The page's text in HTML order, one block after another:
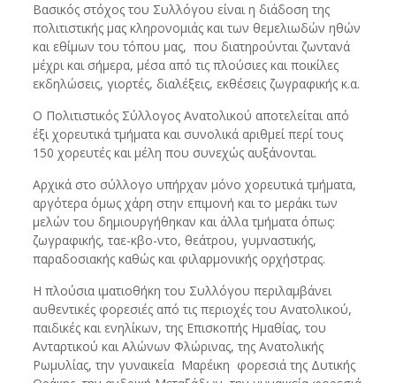
Βασικός στόχος του Συλλόγου είναι η διάδοση της
πολιτιστικής μας κληρονομιάς και των θεμελιωδών ηθών
και εθίμων του τόπου μας, που διατηρούνται ζωντανά
μέχρι και σήμερα, μέσα από τις πλούσιες και ποικίλες
εκδηλώσεις, γιορτές, διαλέξεις, εκθέσεις ζωγραφικής κ.α.
Ο Πολιτιστικός Σύλλογος Ανατολικού αποτελείται από
έξι χορευτικά τμήματα και συνολικά αριθμεί περί τους
150 χορευτές και μέλη που συνεχώς αυξάνονται.
Αρχικά στο σύλλογο υπήρχαν μόνο χορευτικά τμήματα,
αργότερα όμως χάρη στην επιμονή και το μεράκι των
μελών του δημιουργήθηκαν και άλλα τμήματα όπως:
ζωγραφικής, ταε-κβο-ντο, θεάτρου, γυμναστικής,
παραδοσιακής καθώς και φιλαρμονικής ορχήστρας.
Η πλούσια ιματιοθήκη του Συλλόγου περιλαμβάνει
αυθεντικές φορεσιές από τις περιοχές του Ανατολικού,
παιδικές και ενηλίκων, της Επισκοπής Ημαθίας, του
Ανταρτικού και Αλώνων Φλώρινας, της Ανατολικής
Ρωμυλίας, την γυναικεία Μαρέικη φορεσιά της Δυτικής